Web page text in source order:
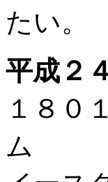
たい。
平成２
１８０
ム